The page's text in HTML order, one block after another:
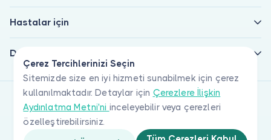
Çerez Tercihlerinizi Seçin
Sitemizde size en iyi hizmeti sunabilmek için çerez
kullanılmaktadır. Detaylar için Çerezlere İlişkin
Aydınlatma Metni'ni inceleyebilir veya çerezleri
özelleştirebilirsiniz.
Hastalar için
Doktorlar için